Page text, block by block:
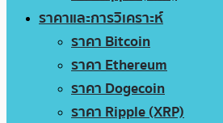
ราคาและการวิเคราะห์
ราคา Bitcoin
ราคา Ethereum
ราคา Dogecoin
ราคา Ripple (XRP)